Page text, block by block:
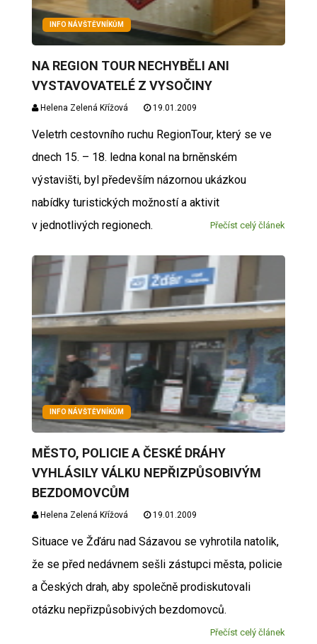
INFO NÁVŠTĚVNÍKŮM
NA REGION TOUR NECHYBĚLI ANI
VYSTAVOVATELÉ Z VYSOČINY
Helena Zelená Křížová 19.01.2009
Veletrh cestovního ruchu RegionTour, který se ve
dnech 15. – 18. ledna konal na brněnském
výstavišti, byl především názornou ukázkou
nabídky turistických možností a aktivit
v jednotlivých regionech.
Přečíst celý článek
INFO NÁVŠTĚVNÍKŮM
MĚSTO, POLICIE A ČESKÉ DRÁHY
VYHLÁSILY VÁLKU NEPŘIZPŮSOBIVÝM
BEZDOMOVCŮM
Helena Zelená Křížová 19.01.2009
Situace ve Žďáru nad Sázavou se vyhrotila natolik,
že se před nedávnem sešli zástupci města, policie
a Českých drah, aby společně prodiskutovali
otázku nepřizpůsobivých bezdomovců.
Přečíst celý článek